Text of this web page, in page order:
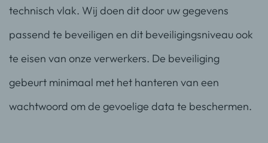
technisch vlak. Wij doen dit door uw gegevens
passend te beveiligen en dit beveiligingsniveau ook
te eisen van onze verwerkers. De beveiliging
gebeurt minimaal met het hanteren van een
wachtwoord om de gevoelige data te beschermen.